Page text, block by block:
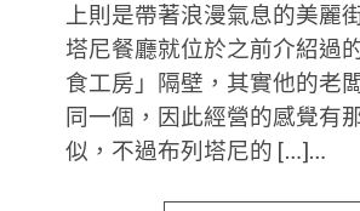
上則是帶著浪漫氣息的美麗
塔尼餐廳就位於之前介紹過
食工房」隔壁，其實他的老
同一個，因此經營的感覺有
似，不過布列塔尼的 […]…